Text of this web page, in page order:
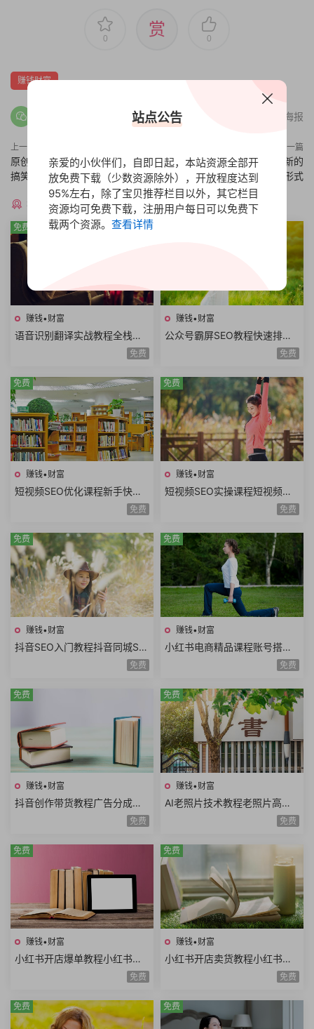
0 赏 0
赚钱财富
分享海报
上一篇
原创搞笑类视频掘金项目，人物
搞笑与运动搞笑视频
下一篇
短视频平台音乐号项目，全新的
作品展现形式
猜你喜欢
赚钱•财富
语音识别翻译实战教程全栈开
发技术前后端架构设计副业赚
免费
免费
赚钱•财富
公众号霸屏SEO教程快速排名
原理昵称内容霸屏高级霸屏拦
免费
赚钱•财富
短视频SEO优化课程新手快速
入门短视频搜索SEO关键词排
免费
免费
赚钱•财富
短视频SEO实操课程短视频搜
索优化技术关键词排名获取精
免费
免费
赚钱•财富
抖音SEO入门教程抖音同城SE
O优化技巧关键词挖掘抖音搜
免费
免费
赚钱•财富
小红书电商精品课程账号搭建
店铺开通选品技巧拍摄剪辑店
免费
免费
赚钱•财富
抖音创作带货教程广告分成计
划高清视频拍摄AI类APP使用
免费
免费
赚钱•财富
AI老照片技术教程老照片高清
修复动作视频说话视频黑白照
免费
免费
赚钱•财富
小红书开店爆单教程小红书店
铺矩阵寻找爆品淘宝选品拼多
免费
免费
赚钱•财富
小红书开店卖货教程小红书日
常运营对标同行小红书店铺管
免费
免费
免费 免费
站点公告
亲爱的小伙伴们，自即日起，本站资源全部开
放免费下载（少数资源除外），开放程度达到
95%左右，除了宝贝推荐栏目以外，其它栏目
资源均可免费下载，注册用户每日可以免费下
载两个资源。 查看详情